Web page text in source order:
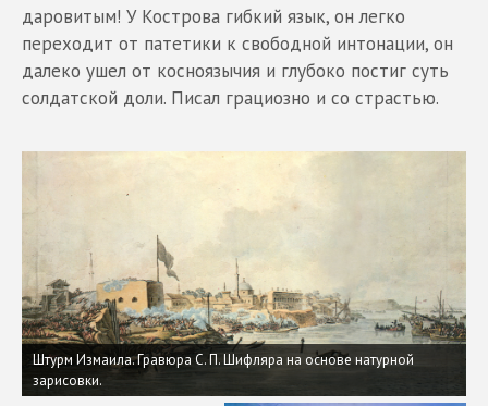
даровитым! У Кострова гибкий язык, он легко
переходит от патетики к свободной интонации, он
далеко ушел от косноязычия и глубоко постиг суть
солдатской доли. Писал грациозно и со страстью.
Штурм Измаила. Гравюра С. П. Шифляра на основе натурной
зарисовки.